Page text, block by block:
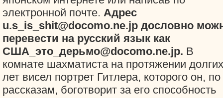
электронной почте. Адрес
u.s_is_shit@docomo.ne.jp дословно
перевести на русский язык как
США_это_дерьмо@docomo.ne.jp. В
комнате шахматиста на протяжении долгих
лет висел портрет Гитлера, которого он, по
рассказам, боготворит за его способность